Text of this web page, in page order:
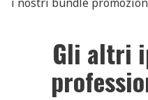
Gli altri